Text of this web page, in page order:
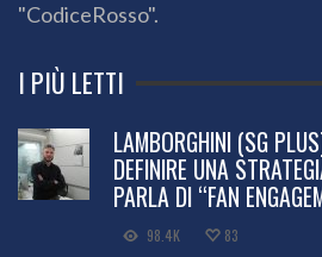
"CodiceRosso".
I PIÙ LETTI
LAMBORGHINI (SG
DEFINIRE UNA
PARLA DI “FAN
98.4K 83